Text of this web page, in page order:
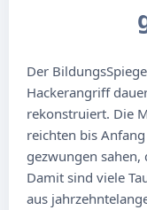
Der
Hackerangriff
rekonstruiert. Die
reichten bis
gezwungen sahen,
Damit sind viele
aus